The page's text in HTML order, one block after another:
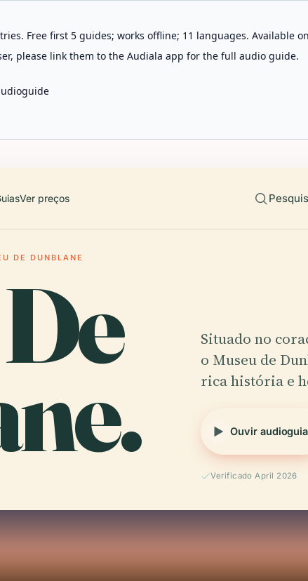
Free first 5 guides; works offline; 11 languages. Available
please link them to the Audiala app for the full audio guide.
Ver preços
DE DUNBLANE
Situado no
o Museu de
rica história e
Ouvir audioguia
Verificado April 2026